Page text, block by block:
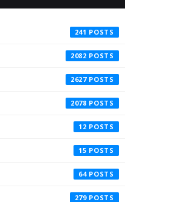
241
2082
2627
2078
12
15
64
279